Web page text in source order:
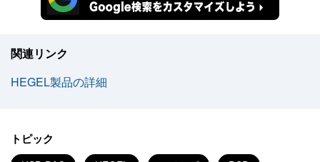
関連リンク
HEGEL製品の詳細
トピック